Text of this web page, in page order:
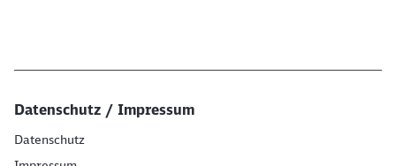
Datenschutz / Impressum
Datenschutz